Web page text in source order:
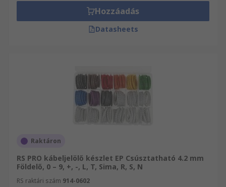
Hozzáadás
Datasheets
Raktáron
RS PRO kábeljelölő készlet EP Csúsztatható 4.2 mm
Földelő, 0 – 9, +, -, L, T, Sima, R, S, N
RS raktári szám 914-0602